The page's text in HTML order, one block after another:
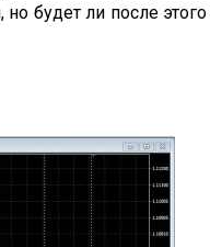
будет ли после